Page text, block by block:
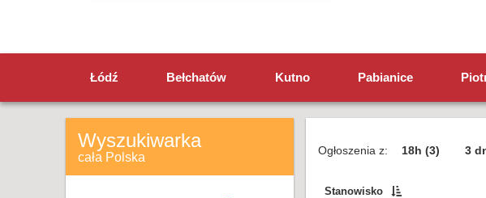
Łódź Bełchatów Kutno Pabianice
Wyszukiwarka
cała Polska Ogłoszenia z: 18h (3) 3
Stanowisko